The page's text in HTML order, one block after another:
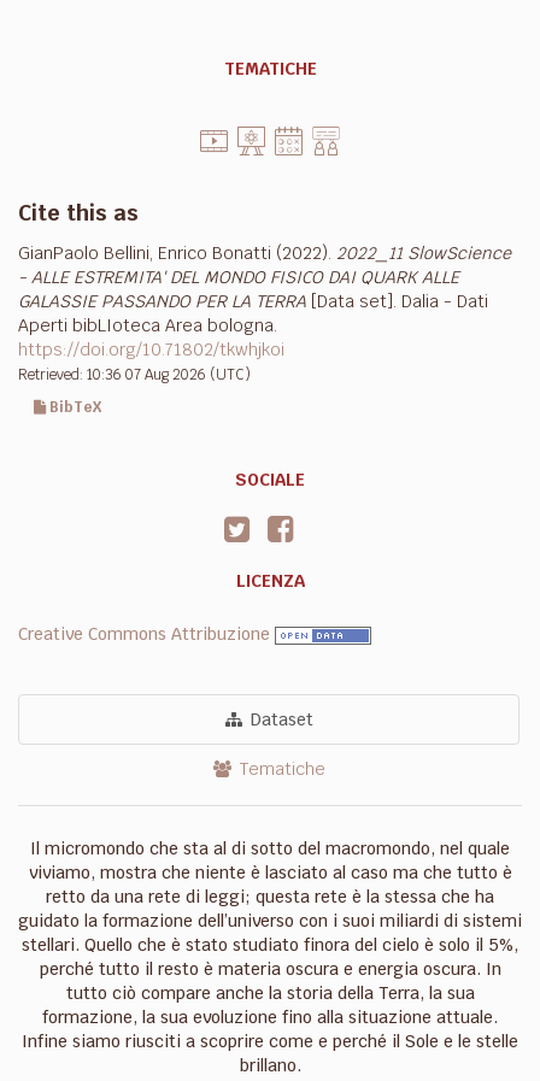
TEMATICHE
Cite this as
GianPaolo Bellini, Enrico Bonatti (2022). 2022_11 SlowScience
- ALLE ESTREMITA' DEL MONDO FISICO DAI QUARK ALLE
GALASSIE PASSANDO PER LA TERRA [Data set]. Dalia - Dati
Aperti bibLIoteca Area bologna.
https://doi.org/10.71802/tkwhjkoi
Retrieved: 10:36 07 Aug 2026 (UTC)
BibTeX
SOCIALE
LICENZA
Creative Commons Attribuzione
Dataset
Tematiche
Il micromondo che sta al di sotto del macromondo, nel quale
viviamo, mostra che niente è lasciato al caso ma che tutto è
retto da una rete di leggi; questa rete è la stessa che ha
guidato la formazione dell’universo con i suoi miliardi di sistemi
stellari. Quello che è stato studiato finora del cielo è solo il 5%,
perché tutto il resto è materia oscura e energia oscura. In
tutto ciò compare anche la storia della Terra, la sua
formazione, la sua evoluzione fino alla situazione attuale.
Infine siamo riusciti a scoprire come e perché il Sole e le stelle
brillano.